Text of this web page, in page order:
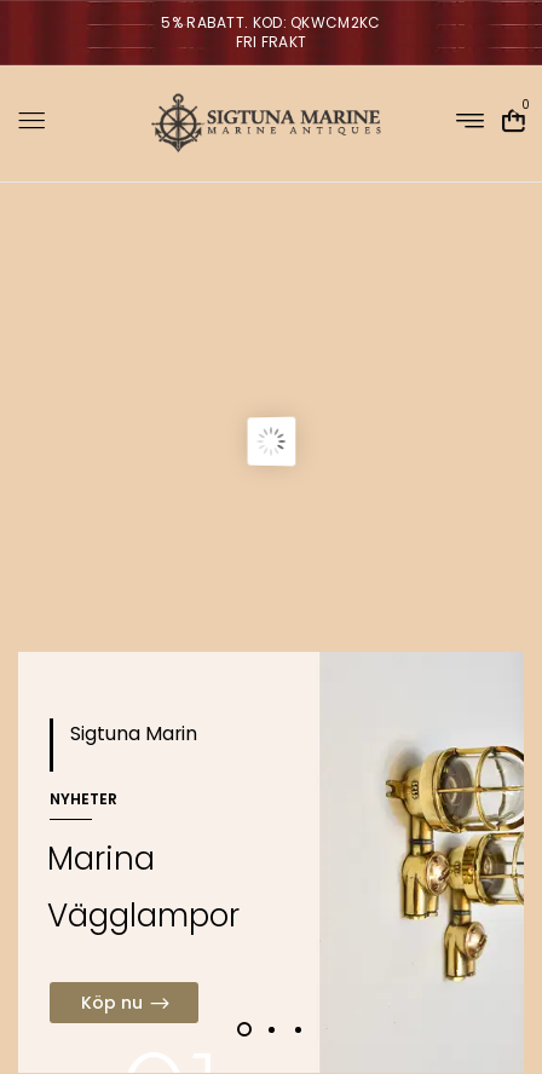
5% RABATT. KOD: QKWCM2KC
FRI FRAKT
0
Sigtuna Marin
NYHETER
Marina
Vägglampor
Köp nu